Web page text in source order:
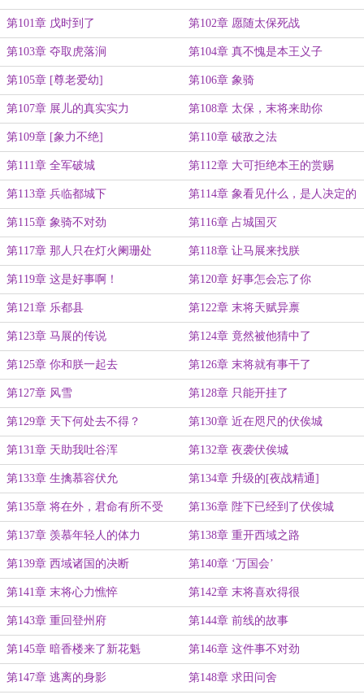
第101章 戊时到了 第102章 愿随太保死战
第103章 夺取虎落涧 第104章 真不愧是本王义子
第105章 [尊老爱幼] 第106章 象骑
第107章 展儿的真实实力 第108章 太保，末将来助你
第109章 [象力不绝] 第110章 破敌之法
第111章 全军破城 第112章 大可拒绝本王的赏赐
第113章 兵临都城下 第114章 象看见什么，是人决定的
第115章 象骑不对劲 第116章 占城国灭
第117章 那人只在灯火阑珊处 第118章 让马展来找朕
第119章 这是好事啊！ 第120章 好事怎会忘了你
第121章 乐都县 第122章 末将天赋异禀
第123章 马展的传说 第124章 竟然被他猜中了
第125章 你和朕一起去 第126章 末将就有事干了
第127章 风雪 第128章 只能开挂了
第129章 天下何处去不得？ 第130章 近在咫尺的伏俟城
第131章 天助我吐谷浑 第132章 夜袭伏俟城
第133章 生擒慕容伏允 第134章 升级的[夜战精通]
第135章 将在外，君命有所不受 第136章 陛下已经到了伏俟城
第137章 羡慕年轻人的体力 第138章 重开西域之路
第139章 西域诸国的决断 第140章 ‘万国会’
第141章 末将心力憔悴 第142章 末将喜欢得很
第143章 重回登州府 第144章 前线的故事
第145章 暗香楼来了新花魁 第146章 这件事不对劲
第147章 逃离的身影 第148章 求田问舍